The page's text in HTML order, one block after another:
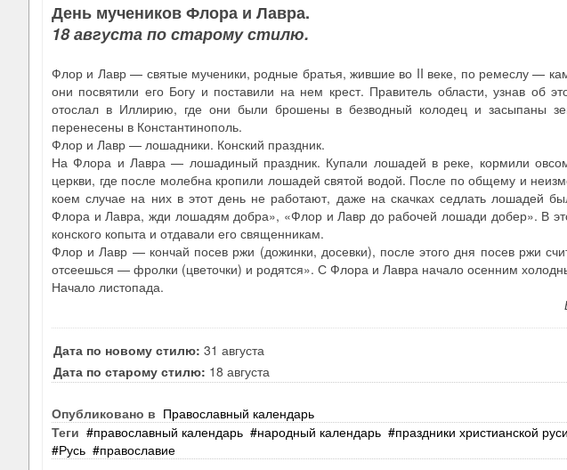
День мучеников Флора и Лавра.
18 августа по старому стилю.
Флор и Лавр — святые мученики, родные братья, жившие во II веке, по ремеслу —
они посвятили его Богу и поставили на нем крест. Правитель области, узнав об
отослал в Иллирию, где они были брошены в безводный колодец и засыпаны
перенесены в Константинополь.
Флор и Лавр — лошадники. Конский праздник.
На Флора и Лавра — лошадиный праздник. Купали лошадей в реке, кормили
церкви, где после молебна кропили лошадей святой водой. После по общему и
коем случае на них в этот день не работают, даже на скачках седлать лошадей
Флора и Лавра, жди лошадям добра», «Флор и Лавр до рабочей лошади добер». В
конского копыта и отдавали его священникам.
Флор и Лавр — кончай посев ржи (дожинки, досевки), после этого дня посев ржи
отсеешься — фролки (цветочки) и родятся». С Флора и Лавра начало осенним
Начало листопада.
Дата по новому стилю: 31 августа
Дата по старому стилю: 18 августа
Опубликовано в Православный календарь
Теги
православный календарь народный календарь праздники христианской руси
Русь
православие